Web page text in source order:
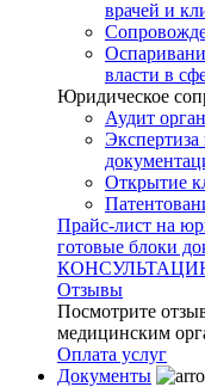
врачей и
власти в
Юридическое
Аудит
Открытие
Прайс-лист на
готовые блоки
Отзывы
Посмотрите
медицинским
Оплата услуг
Документы